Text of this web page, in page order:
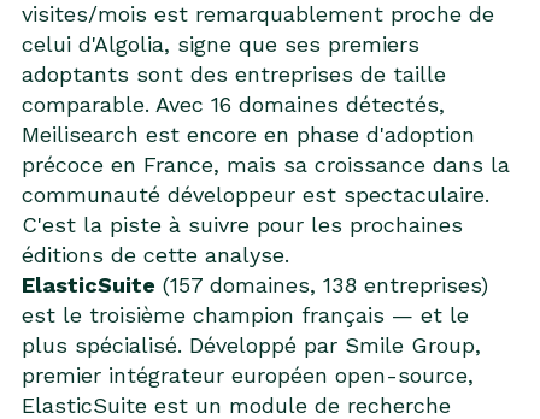
visites/mois est remarquablement proche de
celui d'Algolia, signe que ses premiers
adoptants sont des entreprises de taille
comparable. Avec 16 domaines détectés,
Meilisearch est encore en phase d'adoption
précoce en France, mais sa croissance dans la
communauté développeur est spectaculaire.
C'est la piste à suivre pour les prochaines
éditions de cette analyse.
ElasticSuite (157 domaines, 138 entreprises)
est le troisième champion français — et le
plus spécialisé. Développé par Smile Group,
premier intégrateur européen open-source,
ElasticSuite est un module de recherche